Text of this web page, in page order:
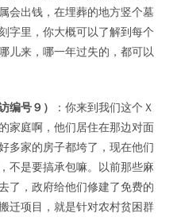
会出钱，在埋葬的地方竖个墓
字里，你大概可以了解到每个
儿来，哪一年过失的，都可以
编号９）
：你来到我们这个Ｘ
家庭啊，他们居住在那边对面
多家的房子都垮了，现在他们
不是要搞承包嘛。以前那些麻
了，政府给他们修建了免费的
迁项目，就是针对农村贫困群